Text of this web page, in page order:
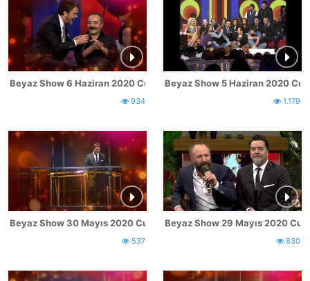
Beyaz Show 6 Haziran 2020 Cumartesi Fragmanı
934
Beyaz Show 5 Haziran 2020
1.179
Beyaz Show 30 Mayıs 2020 Cumartesi Fragmanı
537
Beyaz Show 29 Mayıs 2020
830